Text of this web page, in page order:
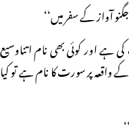
آواز کے سفر میں‘‘
ہے اور کوئی بھی نام اتناوسیع
پر سورت کا نام ہے تو کیا